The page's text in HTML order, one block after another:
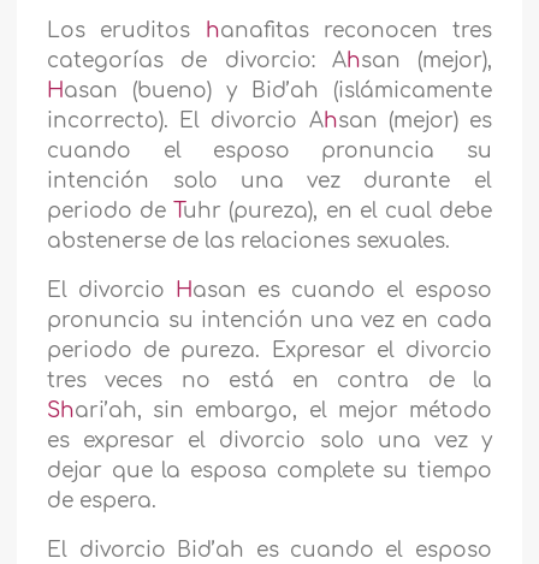
Los eruditos hanafitas reconocen tres
categorías de divorcio: Ahsan (mejor),
Hasan (bueno) y Bid’ah (islámicamente
incorrecto). El divorcio Ahsan (mejor) es
cuando el esposo pronuncia su
intención solo una vez durante el
periodo de Tuhr (pureza), en el cual debe
abstenerse de las relaciones sexuales.
El divorcio Hasan es cuando el esposo
pronuncia su intención una vez en cada
periodo de pureza. Expresar el divorcio
tres veces no está en contra de la
Shari’ah, sin embargo, el mejor método
es expresar el divorcio solo una vez y
dejar que la esposa complete su tiempo
de espera.
El divorcio Bid’ah es cuando el esposo